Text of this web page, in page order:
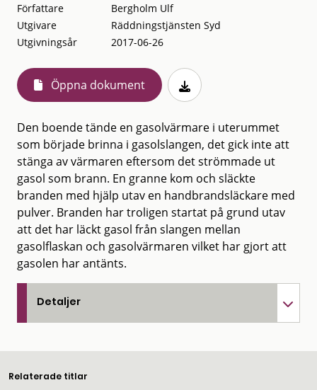
Författare
Bergholm Ulf
Utgivare
Räddningstjänsten Syd
Utgivningsår
2017-06-26
Öppna dokument
Den boende tände en gasolvärmare i uterummet
som började brinna i gasolslangen, det gick inte att
stänga av värmaren eftersom det strömmade ut
gasol som brann. En granne kom och släckte
branden med hjälp utav en handbrandsläckare med
pulver. Branden har troligen startat på grund utav
att det har läckt gasol från slangen mellan
gasolflaskan och gasolvärmaren vilket har gjort att
gasolen har antänts.
Detaljer
Relaterade titlar